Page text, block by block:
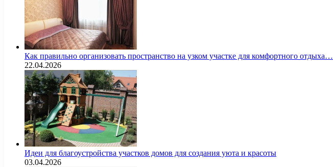
Как правильно организовать пространство на узком участке для комфортного отдыха…
22.04.2026
Идеи для благоустройства участков домов для создания уюта и красоты
03.04.2026